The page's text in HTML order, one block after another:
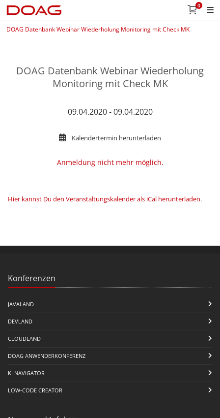
0
DOAG Datenbank Webinar Wiederholung Monitoring mit Check MK
DOAG Datenbank Webinar Wiederholung
Monitoring mit Check MK
09.04.2020 - 09.04.2020
Kalendertermin herunterladen
Anmeldung nicht mehr möglich.
Hier kannst Du den Veranstaltungskalender als iCal herunterladen.
Konferenzen
JAVALAND
DEVLAND
CLOUDLAND
DOAG ANWENDERKONFERENZ
KI NAVIGATOR
LOW-CODE CREATOR